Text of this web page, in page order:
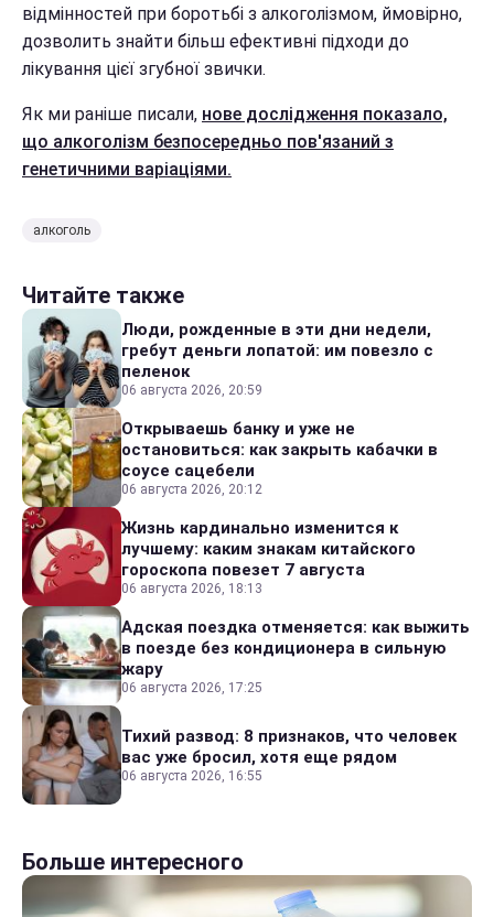
відмінностей при боротьбі з алкоголізмом, ймовірно,
дозволить знайти більш ефективні підходи до
лікування цієї згубної звички.
Як ми раніше писали, нове дослідження показало,
що алкоголізм безпосередньо пов'язаний з
генетичними варіаціями.
алкоголь
Читайте также
Люди, рожденные в эти дни недели,
гребут деньги лопатой: им повезло с
пеленок
06 августа 2026, 20:59
Открываешь банку и уже не
остановиться: как закрыть кабачки в
соусе сацебели
06 августа 2026, 20:12
Жизнь кардинально изменится к
лучшему: каким знакам китайского
гороскопа повезет 7 августа
06 августа 2026, 18:13
Адская поездка отменяется: как выжить
в поезде без кондиционера в сильную
жару
06 августа 2026, 17:25
Тихий развод: 8 признаков, что человек
вас уже бросил, хотя еще рядом
06 августа 2026, 16:55
Больше интересного